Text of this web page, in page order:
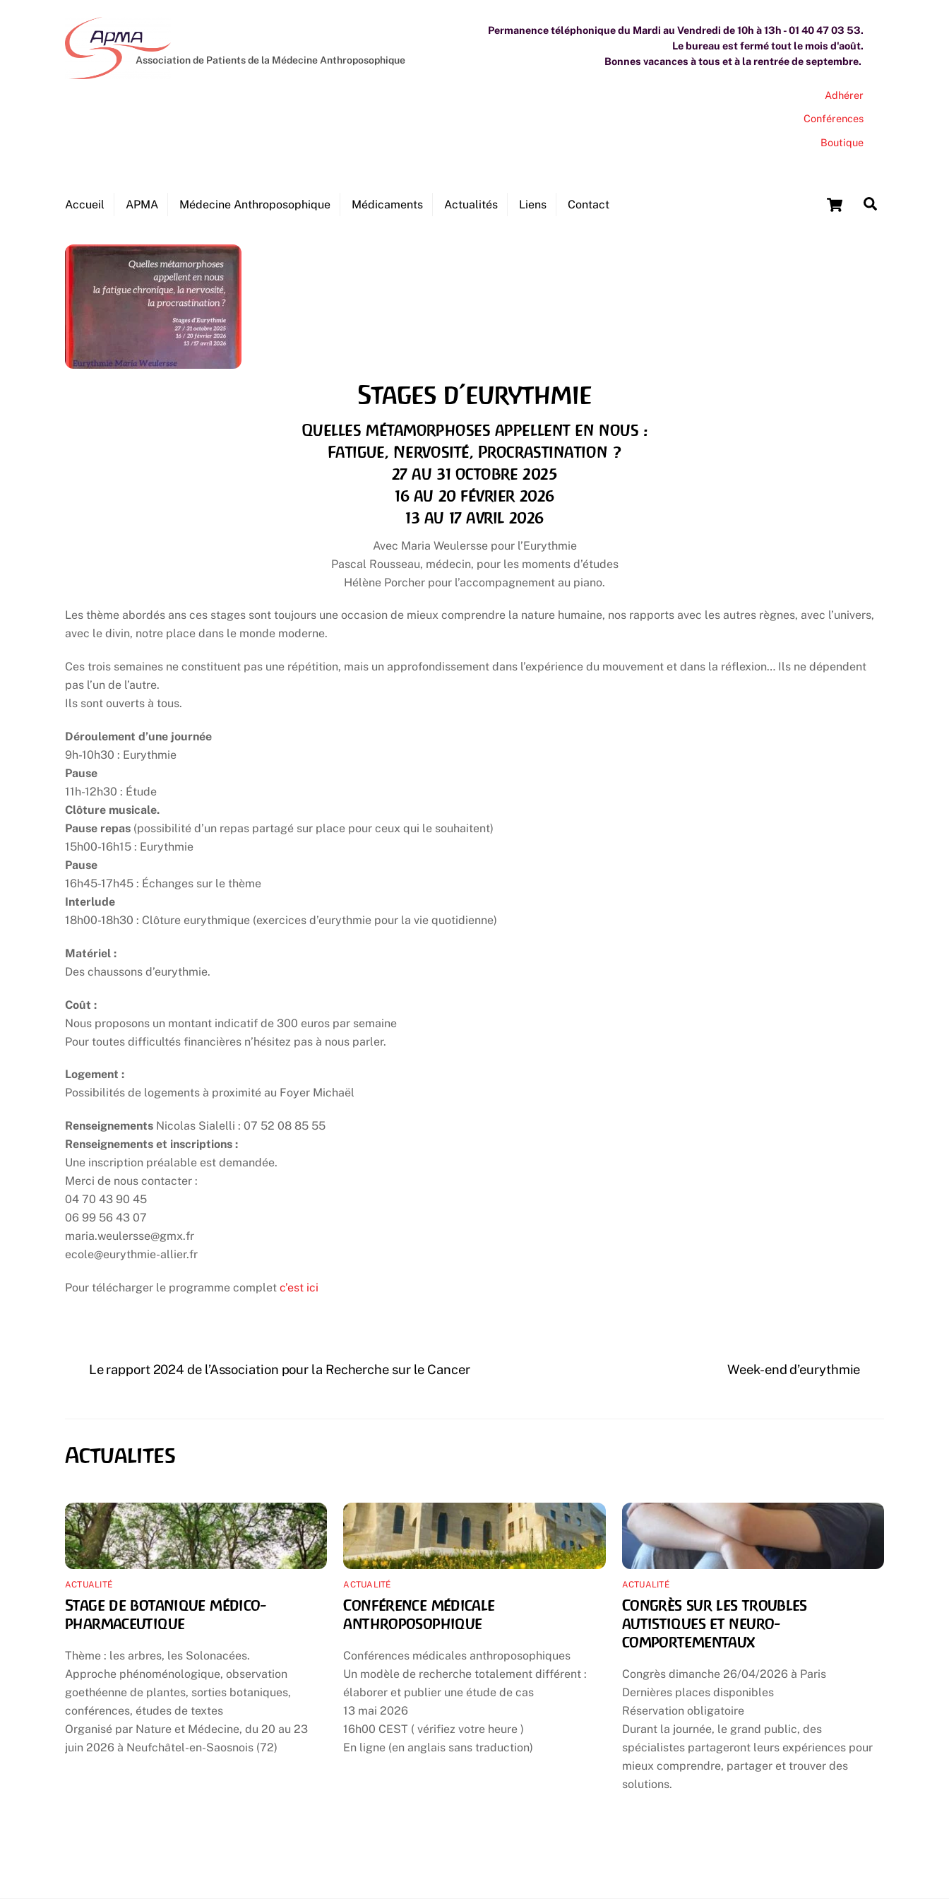
Association de Patients de la Médecine Anthroposophique
Cart
Accueil APMA Médecine Anthroposophique Médicaments Actualités Liens Contact
Permanence téléphonique du Mardi au Vendredi de 10h à 13h - 01 40 47 03 53.
Le bureau est fermé tout le mois d'août.
Bonnes vacances à tous et à la rentrée de septembre.
Adhérer
Conférences
Boutique
Stages d’eurythmie
Quelles métamorphoses appellent en nous :
Fatigue, Nervosité, Procrastination ?
27 au 31 octobre 2025
16 au 20 février 2026
13 au 17 avril 2026
Avec Maria Weulersse pour l’Eurythmie
Pascal Rousseau, médecin, pour les moments d’études
Hélène Porcher pour l’accompagnement au piano.
Les thème abordés ans ces stages sont toujours une occasion de mieux comprendre la nature humaine, nos rapports avec les autres règnes, avec l’univers,
avec le divin, notre place dans le monde moderne.
Ces trois semaines ne constituent pas une répétition, mais un approfondissement dans l’expérience du mouvement et dans la réflexion… Ils ne dépendent
pas l’un de l’autre.
Ils sont ouverts à tous.
Déroulement d’une journée
9h-10h30 : Eurythmie
Pause
11h-12h30 : Étude
Clôture musicale.
Pause repas (possibilité d’un repas partagé sur place pour ceux qui le souhaitent)
15h00-16h15 : Eurythmie
Pause
16h45-17h45 : Échanges sur le thème
Interlude
18h00-18h30 : Clôture eurythmique (exercices d’eurythmie pour la vie quotidienne)
Matériel :
Des chaussons d’eurythmie.
Coût :
Nous proposons un montant indicatif de 300 euros par semaine
Pour toutes difficultés financières n’hésitez pas à nous parler.
Logement :
Possibilités de logements à proximité au Foyer Michaël
Renseignements Nicolas Sialelli : 07 52 08 85 55
Renseignements et inscriptions :
Une inscription préalable est demandée.
Merci de nous contacter :
04 70 43 90 45
06 99 56 43 07
maria.weulersse@gmx.fr
ecole@eurythmie-allier.fr
Pour télécharger le programme complet c’est ici
Le rapport 2024 de l’Association pour la Recherche sur le Cancer Week-end d’eurythmie
ACTUALITÉ
Stage de botanique médico-
pharmaceutique
Thème : les arbres, les Solonacées.
Approche phénoménologique, observation
goethéenne de plantes, sorties botaniques,
conférences, études de textes
Organisé par Nature et Médecine, du 20 au 23
juin 2026 à Neufchâtel-en-Saosnois (72)
ACTUALITÉ
Conférence médicale
anthroposophique
Conférences médicales anthroposophiques
Un modèle de recherche totalement différent :
élaborer et publier une étude de cas
13 mai 2026
16h00 CEST ( vérifiez votre heure )
En ligne (en anglais sans traduction)
ACTUALITÉ
Congrès sur les troubles
autistiques et neuro-
comportementaux
Congrès dimanche 26/04/2026 à Paris
Dernières places disponibles
Réservation obligatoire
Durant la journée, le grand public, des
spécialistes partageront leurs expériences pour
mieux comprendre, partager et trouver des
solutions.